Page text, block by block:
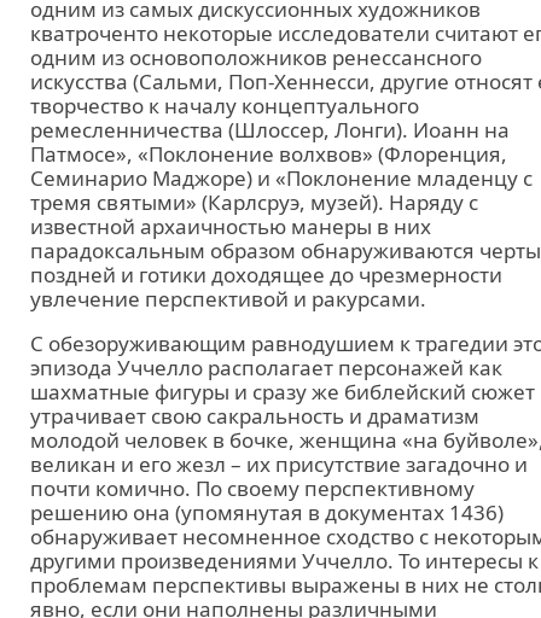
одним из самых дискуссионных художников
кватроченто некоторые исследователи считают
одним из основоположников ренессансного
искусства (Сальми, Поп-Хеннесси, другие относят
творчество к началу концептуального
ремесленничества (Шлоссер, Лонги). Иоанн на
Патмосе», «Поклонение волхвов» (Флоренция,
Семинарио Маджоре) и «Поклонение младенцу с
тремя святыми» (Карлсруэ, музей). Наряду с
известной архаичностью манеры в них
парадоксальным образом обнаруживаются черты
поздней и готики доходящее до чрезмерности
увлечение перспективой и ракурсами.
С обезоруживающим равнодушием к трагедии
эпизода Уччелло располагает персонажей как
шахматные фигуры и сразу же библейский сюжет
утрачивает свою сакральность и драматизм
молодой человек в бочке, женщина «на
великан и его жезл – их присутствие загадочно и
почти комично. По своему перспективному
решению она (упомянутая в документах 1436)
обнаруживает несомненное сходство с
другими произведениями Уччелло. То интересы к
проблемам перспективы выражены в них не
явно, если они наполнены различными